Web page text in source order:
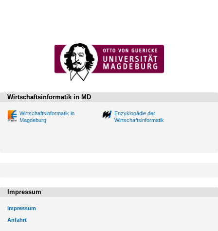
Wirtschaftsinformatik in MD
Wirtschaftsinformatik in
Magdeburg
Enzyklopädie der
Wirtschaftsinformatik
Impressum
Impressum
Anfahrt